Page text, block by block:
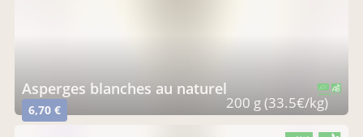
asperges blanches au naturel
6,70 € 200 g (33.5€/kg)